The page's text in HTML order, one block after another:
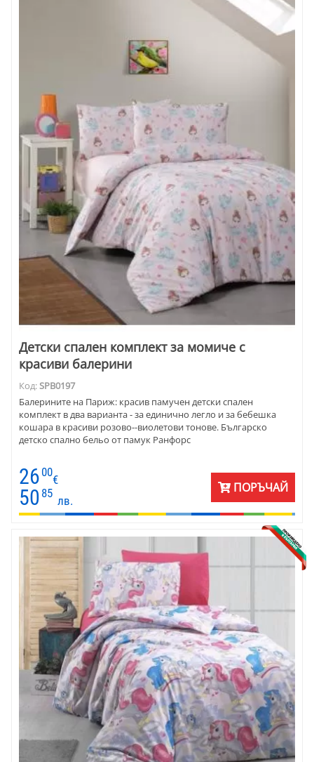
Детски спален комплект за момиче с
красиви балерини
Код:SPB0197
Балерините на Париж: красив памучен детски спален
комплект в два варианта - за единично легло и за бебешка
кошара в красиви розово--виолетови тонове. Българско
детско спално бельо от памук Ранфорс
26 00
€
50 85
лв.
ПОРЪЧАЙ